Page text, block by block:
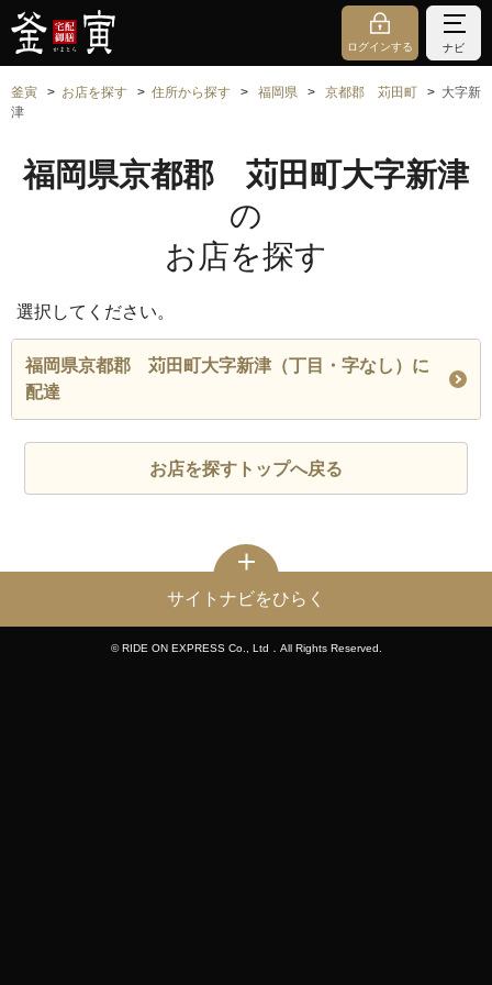
ログインする ナビ
釜寅 お店を探す 住所から探す 福岡県 京都郡 苅田町
大字新
津
福岡県京都郡 苅田町大字新津
の
お店を探す
選択してください。
福岡県京都郡 苅田町大字新津（丁目・字なし）に
配達
お店を探すトップへ戻る
サイトナビをひらく
© RIDE ON EXPRESS Co., Ltd．All Rights Reserved.